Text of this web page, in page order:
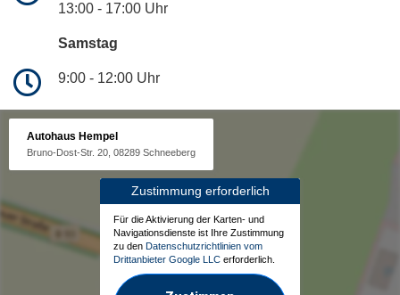
13:00 - 17:00 Uhr
Samstag
9:00 - 12:00 Uhr
Autohaus Hempel
Bruno-Dost-Str. 20, 08289 Schneeberg
Zustimmung erforderlich
Für die Aktivierung der Karten- und
Navigationsdienste ist Ihre Zustimmung
zu den Datenschutzrichtlinien vom
Drittanbieter Google LLC erforderlich.